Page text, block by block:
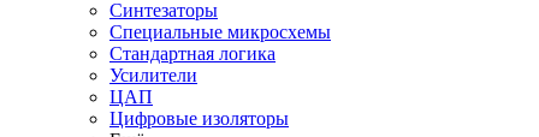
Синтезаторы
Специальные микросхемы
Стандартная логика
Усилители
ЦАП
Цифровые изоляторы